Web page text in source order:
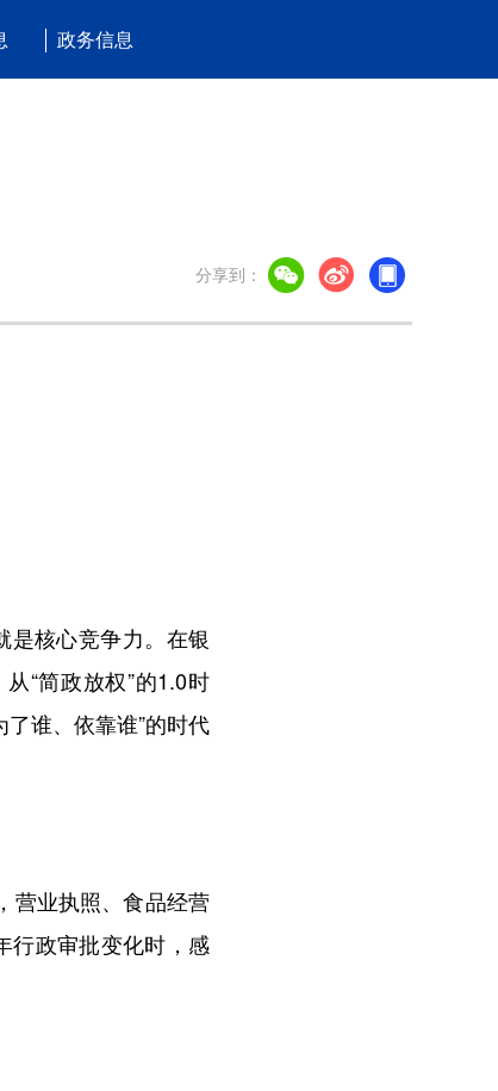
政务信息
分享到：
核心竞争力。在银
“简政放权”的1.0时
谁、依靠谁”的时代
营业执照、食品经营
行政审批变化时，感